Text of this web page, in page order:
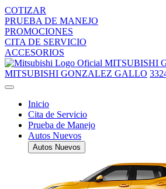
COTIZAR
PRUEBA DE MANEJO
PROMOCIONES
CITA DE SERVICIO
ACCESORIOS
MITSUBISHI
MITSUBISHI GONZALEZ GALLO
Inicio
Cita de Servicio
Prueba de Manejo
Autos Nuevos
Autos Nuevos